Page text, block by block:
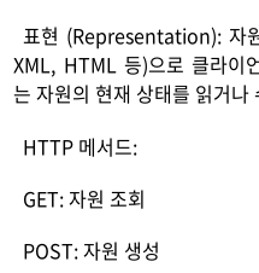
표현 (Representation): 자
XML, HTML 등)으로 클라이
는 자원의 현재 상태를 읽거나
HTTP 메서드:
GET: 자원 조회
POST: 자원 생성